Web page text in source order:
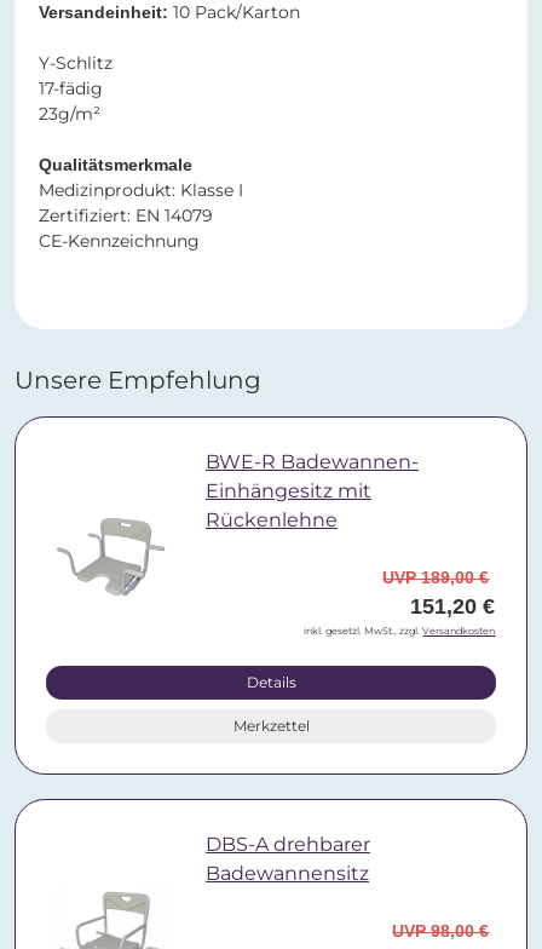
Versandeinheit: 10 Pack/Karton
Y-Schlitz
17-fädig
23g/m²
Qualitätsmerkmale
Medizinprodukt: Klasse I
Zertifiziert: EN 14079
CE-Kennzeichnung
Unsere Empfehlung
BWE-R Badewannen-
Einhängesitz mit
Rückenlehne
UVP 189,00 €
151,20 €
inkl. gesetzl. MwSt., zzgl.Versandkosten
Details
Merkzettel
DBS-A drehbarer
Badewannensitz
UVP 98,00 €